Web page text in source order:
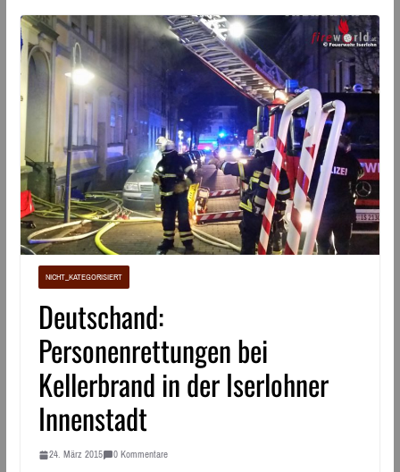
NICHT_KATEGORISIERT
Deutschand:
Personenrettungen bei
Kellerbrand in der Iserlohner
Innenstadt
24. März 2015 0 Kommentare